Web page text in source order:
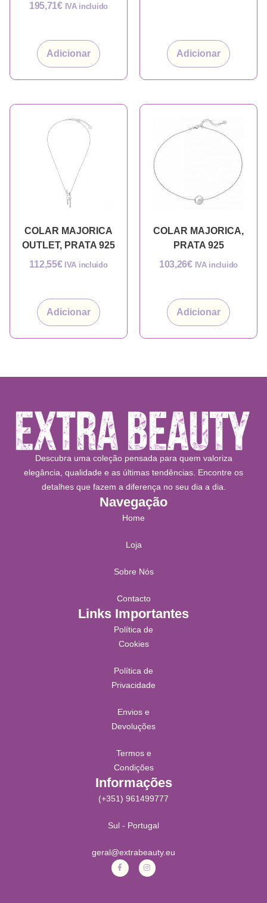
195,71€ IVA incluido
Adicionar Adicionar
COLAR MAJORICA
OUTLET, PRATA 925
112,55€ IVA incluido
Adicionar
COLAR MAJORICA,
PRATA 925
103,26€ IVA incluido
Adicionar
Descubra uma coleção pensada para quem valoriza
elegância, qualidade e as últimas tendências. Encontre os
detalhes que fazem a diferença no seu dia a dia.
Navegação
Home
Loja
Sobre Nós
Contacto
Links Importantes
Política de
Cookies
Política de
Privacidade
Envios e
Devoluções
Termos e
Condições
Informações
(+351) 961499777
Sul - Portugal
geral@extrabeauty.eu